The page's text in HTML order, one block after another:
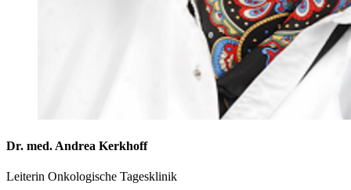
Dr. med. Andrea Kerkhoff
Leiterin Onkologische Tagesklinik